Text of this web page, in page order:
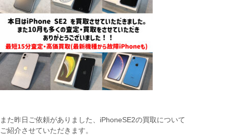
また昨日ご依頼がありました、iPhoneSE2の買取について
ご紹介させていただきます。